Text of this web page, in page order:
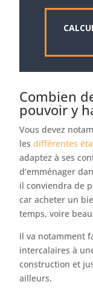
Combien
pouvoir y
Vous devez
lesdifférentes
adaptez à ses
d’emménager
il conviendra de
car acheter un
temps, voire
Il va notamment
intercalaires à
construction et
ailleurs.